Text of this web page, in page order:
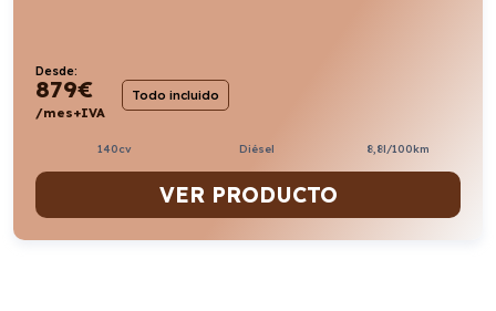
Desde:
879€
/mes+IVA
Todo incluido
140cv Diésel 8,8l/100km
VER PRODUCTO